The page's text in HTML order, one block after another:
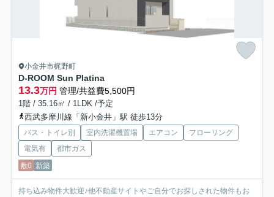
小金井市梶野町
D-ROOM Sun Platina
13.3万円 管理/共益費5,500円
1階 / 35.16㎡ / 1LDK /予定
西武多摩川線「新小金井」駅 徒歩13分
バス・トイレ別 室内洗濯機置場 エアコン
フローリング
電気有
都市ガス
敷0 新築
持ち込み物件大歓迎♪他不動産サイトやご自分でお探しされた物件もお